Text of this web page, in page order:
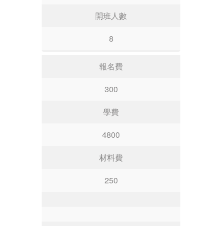
開班人數
8
報名費
300
學費
4800
材料費
250